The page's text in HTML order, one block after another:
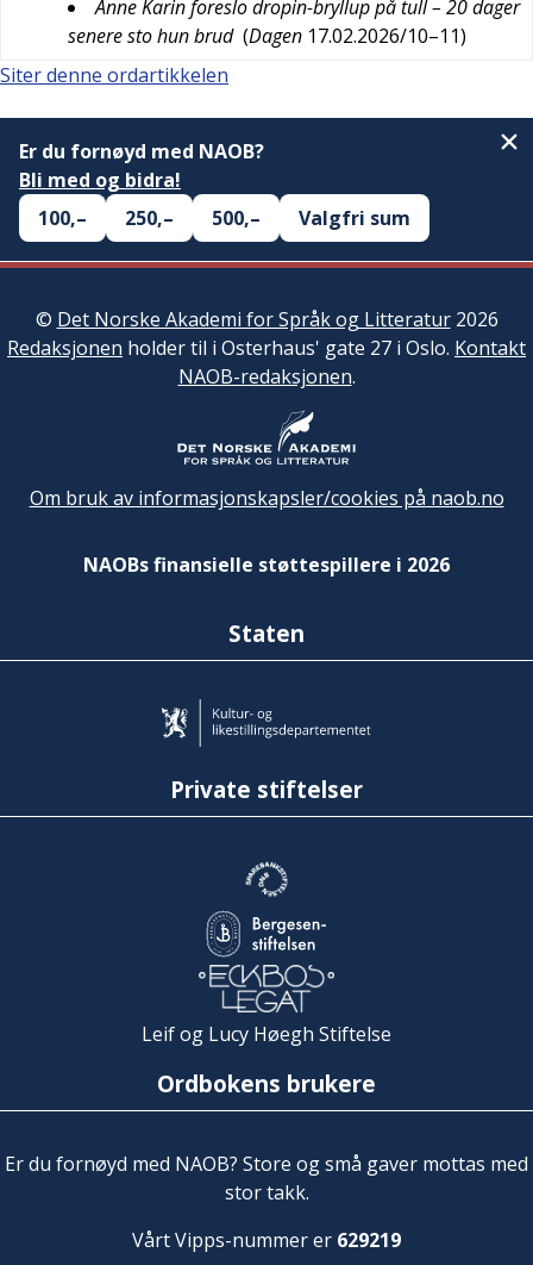
Anne Karin foreslo dropin-bryllup på tull – 20 dager
senere sto hun brud (Dagen 17.02.2026/10–11)
Siter denne ordartikkelen
Er du fornøyd med NAOB?
Bli med og bidra!
100,–
250,– 500,– Valgfri sum
© Det Norske Akademi for Språk og Litteratur2026
Redaksjonen holder til i Osterhaus' gate 27 i Oslo. Kontakt
NAOB-redaksjonen.
Om bruk av informasjonskapsler/cookies på naob.no
NAOBs finansielle støttespillere i 2026
Staten
Private stiftelser
Leif og Lucy Høegh Stiftelse
Ordbokens brukere
Er du fornøyd med NAOB? Store og små gaver mottas med
stor takk.
Vårt Vipps-nummer er 629219